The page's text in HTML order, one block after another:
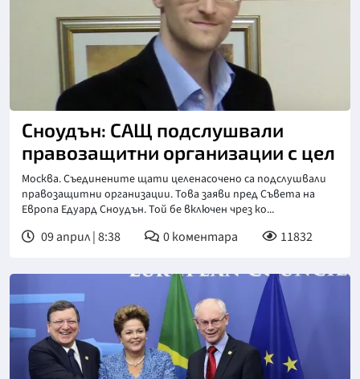
Сноудън: САЩ подслушвали
правозащитни организации с цел
Москва. Съединените щати целенасочено са подслушвали
правозащитни организации. Това заяви пред Съвета на
Европа Едуард Сноудън. Той бе включен чрез ко...
09 април | 8:38 0коментара 11832